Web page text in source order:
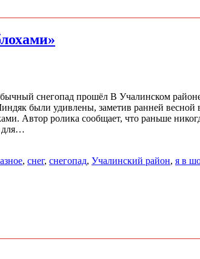
снегопад прошёл В Учалинском
были удивлены, заметив ранней
Автор ролика сообщает, что раньше
для…
, снег, снегопад, Учалинский район, я в